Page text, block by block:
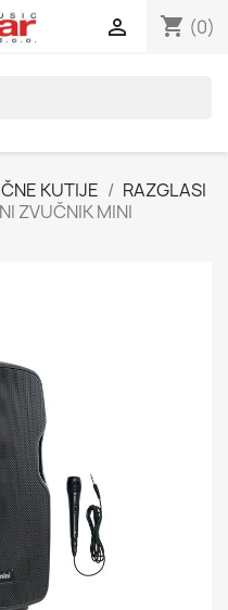
shopping_cart (0)

KUTIJE
RAZGLASI
ZVUČNIK MINI